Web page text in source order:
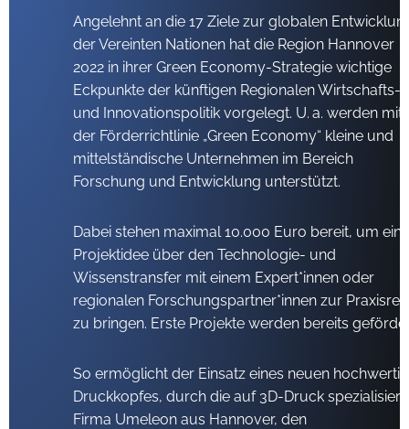
Angelehnt an die 17 Ziele zur globalen
der Vereinten Nationen hat die Region Hannover
2022 in ihrer Green Economy-Strategie wichtige
Eckpunkte der künftigen Regionalen Wirtschafts-
und Innovationspolitik vorgelegt. U. a. werden mit
der Förderricht­linie „Green Economy“ kleine und
mittelständische Unternehmen im Bereich
Forschung und Entwicklung unterstützt.
Dabei stehen maximal 10.000 Euro bereit, um eine
Projektidee über den Technologie- und
Wissenstransfer mit einem Expert*innen oder
regionalen Forschungspartner*innen zur
zu bringen. Erste Projekte werden bereits
So ermöglicht der Einsatz eines neuen
Druckkopfes, durch die auf 3D-Druck
Firma Umeleon aus Hannover, den